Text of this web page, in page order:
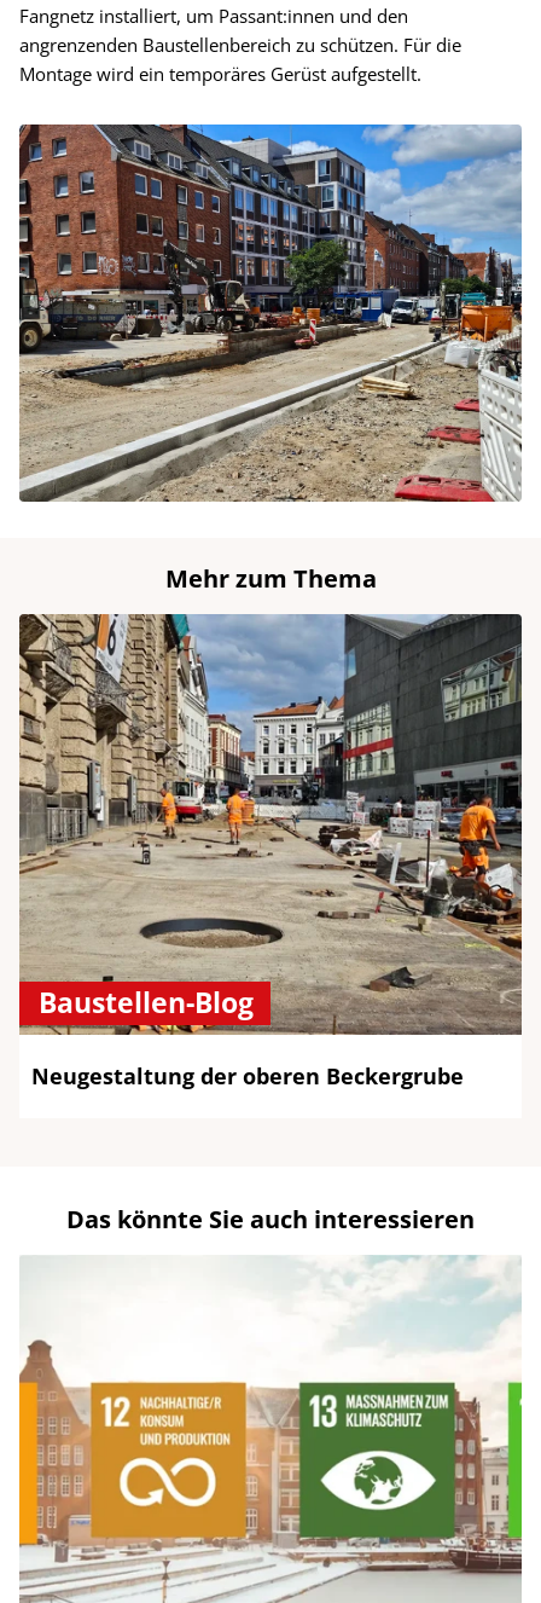
Fangnetz installiert, um Passant:innen und den
angrenzenden Baustellenbereich zu schützen. Für die
Montage wird ein temporäres Gerüst aufgestellt.
Mehr zum Thema
Baustellen-Blog
Neugestaltung der oberen Beckergrube
Das könnte Sie auch interessieren